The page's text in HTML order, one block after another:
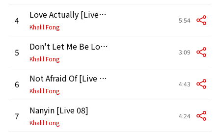
4 Love Actually [Live 08]
Khalil Fong
5:54
5 Don't Let Me Be Lonely Tonight [Live 08]
Khalil Fong
3:09
6 Not Afraid Of [Live 08]
Khalil Fong
4:43
7 Nanyin [Live 08]
Khalil Fong
4:24